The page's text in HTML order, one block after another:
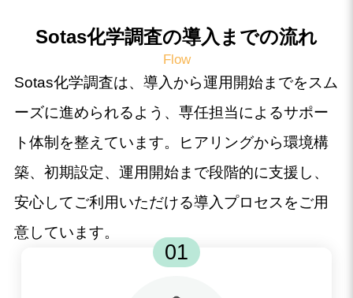
Sotas化学調査の導入までの流れ
Flow
Sotas化学調査は、導入から運用開始までをスム
ーズに進められるよう、専任担当によるサポー
ト体制を整えています。ヒアリングから環境構
築、初期設定、運用開始まで段階的に支援し、
安心してご利用いただける導入プロセスをご用
意しています。
01